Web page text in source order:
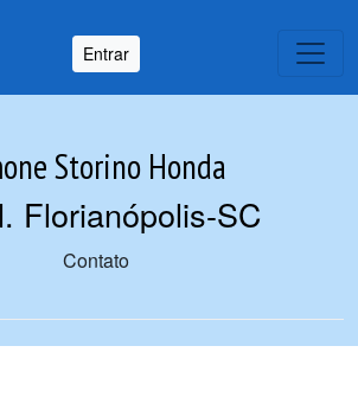
Entrar
Storino Honda
Florianópolis-SC
Contato